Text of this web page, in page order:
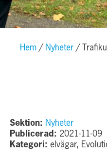
Hem Nyheter
Sektion: Nyheter
Publicerad: 2021-11-09
Kategori: elvägar,